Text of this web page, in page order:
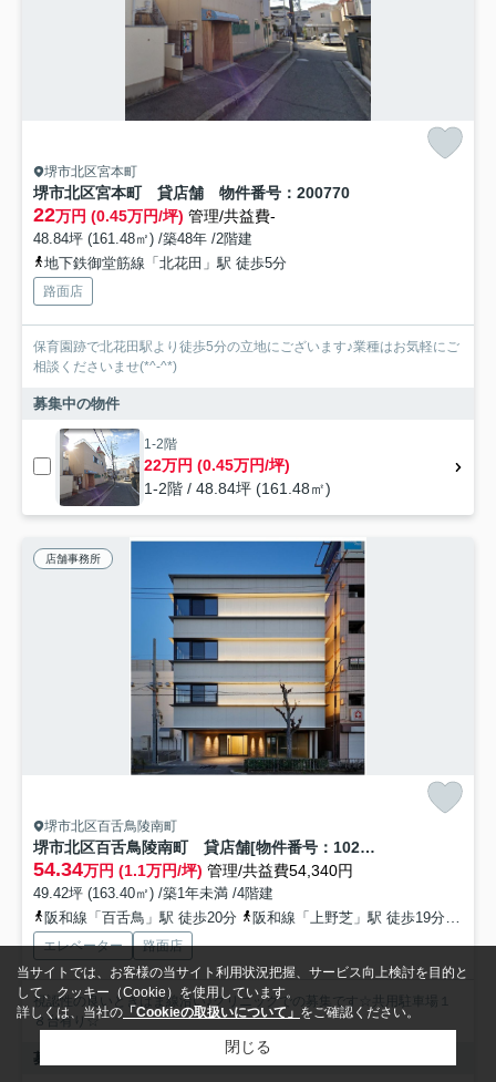
堺市北区宮本町
堺市北区宮本町 貸店舗 物件番号：200770
22万円 (0.45万円/坪) 管理/共益費-
48.84坪 (161.48㎡) /築48年 /2階建
地下鉄御堂筋線「北花田」駅 徒歩5分
路面店
保育園跡で北花田駅より徒歩5分の立地にございます♪業種はお気軽にご
相談くださいませ(*^-^*)
募集中の物件
1-2階
22万円 (0.45万円/坪)
1-2階 / 48.84坪 (161.48㎡)
店舗事務所
堺市北区百舌鳥陵南町
堺市北区百舌鳥陵南町 貸店舗[物件番号：1024639]
54.34万円 (1.1万円/坪) 管理/共益費54,340円
49.42坪 (163.40㎡) /築1年未満 /4階建
阪和線「百舌鳥」駅 徒歩20分
阪和線「上野芝」駅 徒歩19分
エレベーター 路面店
視認性の良いときはま線沿い♪クリニックでの募集です☆共用駐車場１
８台有り☆
募集中の物件
当サイトでは、お客様の当サイト利用状況把握、サービス向上検討を目的と
して、クッキー（Cookie）を使用しています。
詳しくは、当社の 「Cookieの取扱いについて」 をご確認ください。
閉じる